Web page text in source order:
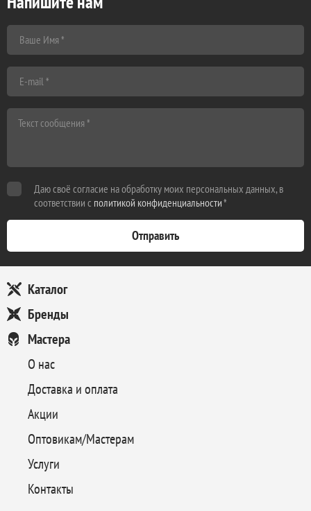
Каталог
Бренды
Мастера
О нас
Доставка и оплата
Акции
Оптовикам/Мастерам
Услуги
Контакты
Даю своё согласие на обработку моих персональных данных, в
соответствии с политикой конфиденциальности*